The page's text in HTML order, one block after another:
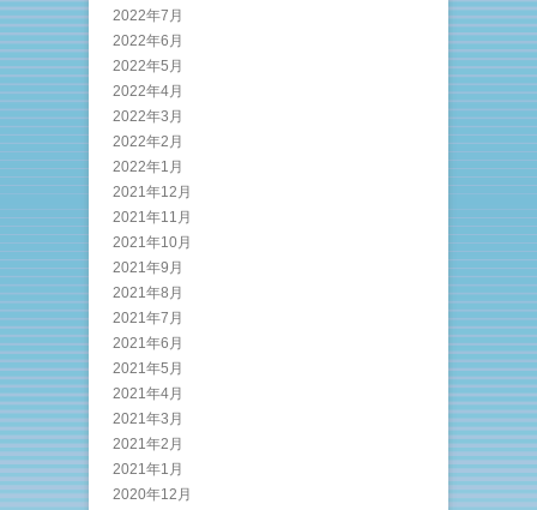
2022年7月
2022年6月
2022年5月
2022年4月
2022年3月
2022年2月
2022年1月
2021年12月
2021年11月
2021年10月
2021年9月
2021年8月
2021年7月
2021年6月
2021年5月
2021年4月
2021年3月
2021年2月
2021年1月
2020年12月